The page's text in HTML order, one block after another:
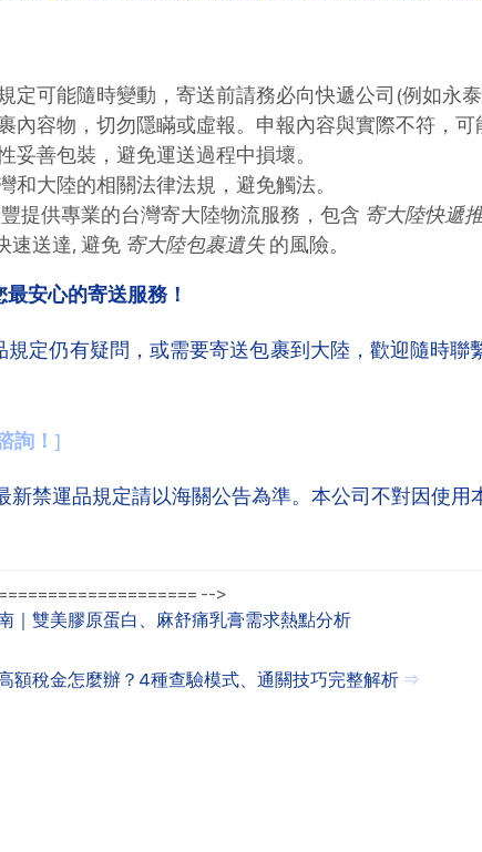
定可能隨時變動，寄送前請務必向快遞公司(例如永
內容物，切勿隱瞞或虛報。申報內容與實際不符，可
妥善包裝，避免運送過程中損壞。
和大陸的相關法律法規，避免觸法。
提供專業的台灣寄大陸物流服務，包含 寄大陸快遞
速送達, 避免 寄大陸包裹遺失 的風險。
安心的寄送服務！
定仍有疑問，或需要寄送包裹到大陸，歡迎隨時
詢！ ]
新禁運品規定請以海關公告為準。本公司不對因使用
-->
｜雙美膠原蛋白、麻舒痛乳膏需求熱點分析
額稅金怎麼辦？4種查驗模式、通關技巧完整解析 ⇒